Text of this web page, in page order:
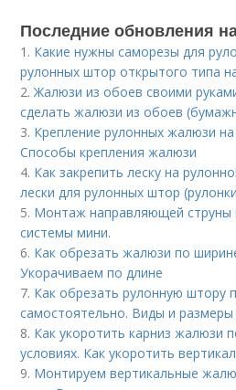
Последние обновления
1. Какие нужны саморезы для
рулонных штор открытого типа
2.Жалюзи из обоев своими
сделать жалюзи из обоев
3. Крепление рулонных жалюзи
Способы крепления жалюзи
4. Как закрепить леску на
лески для рулонных штор
5. Монтаж направляющей струны
системы мини.
6. Как обрезать жалюзи по
Укорачиваем по длине
7. Как обрезать рулонную штору
самостоятельно. Виды и
8. Как укоротить карниз жалюзи
условиях. Как укоротить
9. Монтируем вертикальные